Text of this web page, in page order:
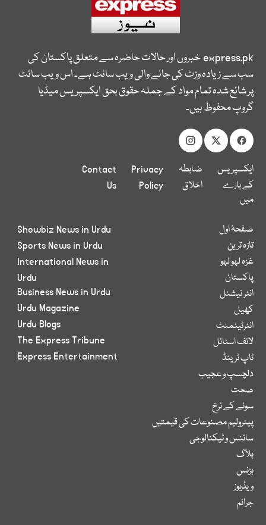
express.pkخبروں اور حالات حاضرہ سے متعلق پاکستان کی
سب سے زیادہ وزٹ کی جانے والی ویب سائٹ ہے۔ اس ویب سائٹ
پر شائع شدہ تمام مواد کے جملہ حقوق بحق ایکسپریس میڈیا
گروپ محفوظ ہیں۔
ایکسپریس
کے بارے
میں
ضابطہ
اخلاق
Privacy
Policy
Contact
Us
صفحۂ اول
تازہ ترین
غزہ لہو لہو
پاکستان
انٹر نیشنل
کھیل
انٹرٹینمنٹ
لائف اسٹائل
ٹاپ ٹرینڈ
دلچسپ و عجیب
صحت
سونے کے نرخ
پیٹرولیم مصنوعات کی قیمتیں
سائنس و ٹیکنالوجی
بلاگ
بزنس
ویڈیوز
جرائم
Showbiz News in Urdu
Sports News in Urdu
International News in
Urdu
Business News in Urdu
Urdu Magazine
Urdu Blogs
The Express Tribune
Express Entertainment